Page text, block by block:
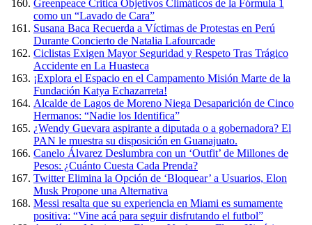
Greenpeace Critica Objetivos Climáticos de la Fórmula 1
como un “Lavado de Cara”
Susana Baca Recuerda a Víctimas de Protestas en Perú
Durante Concierto de Natalia Lafourcade
Ciclistas Exigen Mayor Seguridad y Respeto Tras Trágico
Accidente en La Huasteca
¡Explora el Espacio en el Campamento Misión Marte de la
Fundación Katya Echazarreta!
Alcalde de Lagos de Moreno Niega Desaparición de Cinco
Hermanos: “Nadie los Identifica”
¿Wendy Guevara aspirante a diputada o a gobernadora? El
PAN le muestra su disposición en Guanajuato.
Canelo Álvarez Deslumbra con un ‘Outfit’ de Millones de
Pesos: ¿Cuánto Cuesta Cada Prenda?
Twitter Elimina la Opción de ‘Bloquear’ a Usuarios, Elon
Musk Propone una Alternativa
Messi resalta que su experiencia en Miami es sumamente
positiva: “Vine acá para seguir disfrutando el futbol”